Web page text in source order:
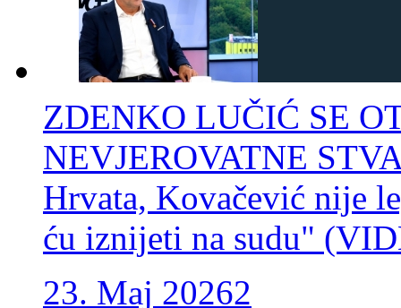
ZDENKO LUČIĆ SE
NEVJEROVATNE
Hrvata, Kovačević nije
ću iznijeti na sudu"
23. Maj 20262